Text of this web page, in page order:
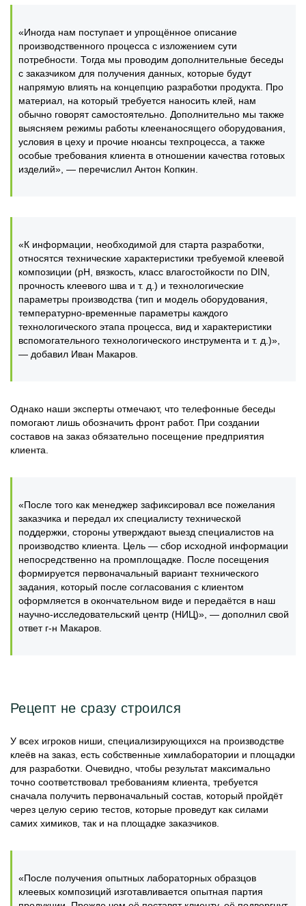
«Иногда нам поступает и упрощённое описание
производственного процесса с изложением сути
потребности. Тогда мы проводим дополнительные беседы
с заказчиком для получения данных, которые будут
напрямую влиять на концепцию разработки продукта. Про
материал, на который требуется наносить клей, нам
обычно говорят самостоятельно. Дополнительно мы также
выясняем режимы работы клеенаносящего оборудования,
условия в цеху и прочие нюансы техпроцесса, а также
особые требования клиента в отношении качества готовых
изделий», — перечислил Антон Копкин.
«К информации, необходимой для старта разработки,
относятся технические характеристики требуемой клеевой
композиции (рН, вязкость, класс влагостойкости по DIN,
прочность клеевого шва и т. д.) и технологические
параметры производства (тип и модель оборудования,
температурно-временные параметры каждого
технологического этапа процесса, вид и характеристики
вспомогательного технологического инструмента и т. д.)»,
— добавил Иван Макаров.
Однако наши эксперты отмечают, что телефонные беседы
помогают лишь обозначить фронт работ. При создании
составов на заказ обязательно посещение предприятия
клиента.
«После того как менеджер зафиксировал все пожелания
заказчика и передал их специалисту технической
поддержки, стороны утверждают выезд специалистов на
производство клиента. Цель — сбор исходной информации
непосредственно на промплощадке. После посещения
формируется первоначальный вариант технического
задания, который после согласования с клиентом
оформляется в окончательном виде и передаётся в наш
научно-исследовательский центр (НИЦ)», — дополнил свой
ответ г-н Макаров.
Рецепт не сразу строился
У всех игроков ниши, специализирующихся на производстве
клеёв на заказ, есть собственные химлаборатории и площадки
для разработки. Очевидно, чтобы результат максимально
точно соответствовал требованиям клиента, требуется
сначала получить первоначальный состав, который пройдёт
через целую серию тестов, которые проведут как силами
самих химиков, так и на площадке заказчиков.
«После получения опытных лабораторных образцов
клеевых композиций изготавливается опытная партия